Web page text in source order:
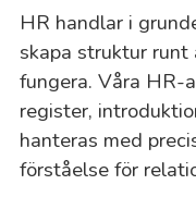
HR handlar i
skapa struktur
fungera. Våra HR-
register,
hanteras med
förståelse för